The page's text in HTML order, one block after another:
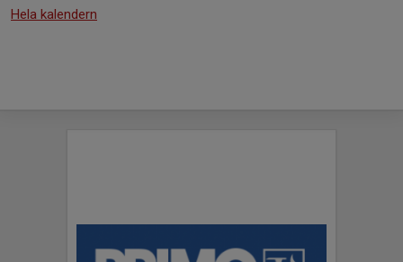
Hela kalendern